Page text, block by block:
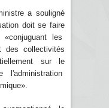
a souligné
doit se faire
les
collectivités
sur le
l'administration